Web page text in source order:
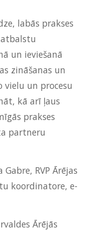
labās prakses
un ieviešanā
zināšanas un
un procesu
kā arī ļaus
prakses
partneru
Gabre, RVP Ārējas
koordinatore, e-
Ārējās